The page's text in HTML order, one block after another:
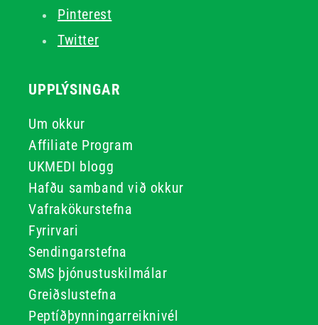
Pinterest
Twitter
UPPLÝSINGAR
Um okkur
Affiliate Program
UKMEDI blogg
Hafðu samband við okkur
Vafrakökurstefna
Fyrirvari
Sendingarstefna
SMS þjónustuskilmálar
Greiðslustefna
Peptíðþynningarreiknivél